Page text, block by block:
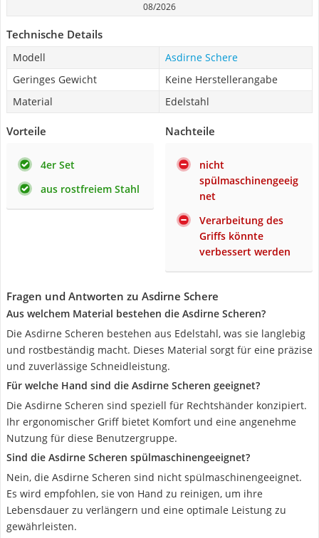
08/2026
Technische Details
Modell
Asdirne Schere
Geringes Gewicht
Keine Herstellerangabe
Material
Edelstahl
Vorteile
4er Set
aus rostfreiem Stahl
Nachteile
nicht
spülmaschinengeeig
net
Verarbeitung des
Griffs könnte
verbessert werden
Fragen und Antworten zu Asdirne Schere
Aus welchem Material bestehen die Asdirne Scheren?
Die Asdirne Scheren bestehen aus Edelstahl, was sie langlebig
und rostbeständig macht. Dieses Material sorgt für eine präzise
und zuverlässige Schneidleistung.
Für welche Hand sind die Asdirne Scheren geeignet?
Die Asdirne Scheren sind speziell für Rechtshänder konzipiert.
Ihr ergonomischer Griff bietet Komfort und eine angenehme
Nutzung für diese Benutzergruppe.
Sind die Asdirne Scheren spülmaschinengeeignet?
Nein, die Asdirne Scheren sind nicht spülmaschinengeeignet.
Es wird empfohlen, sie von Hand zu reinigen, um ihre
Lebensdauer zu verlängern und eine optimale Leistung zu
gewährleisten.